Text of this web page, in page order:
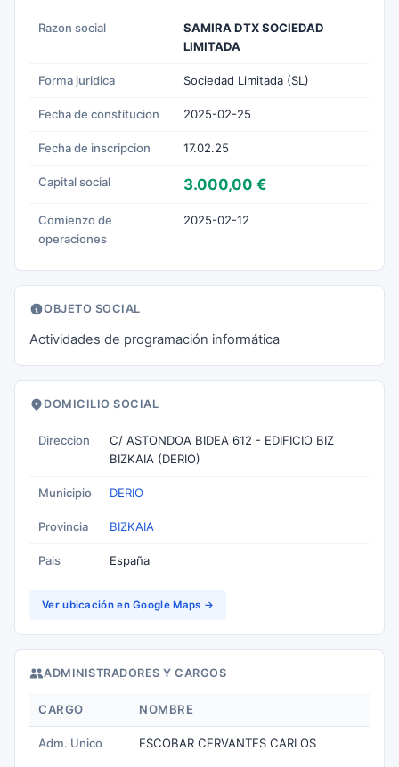
Razon social
SAMIRA DTX SOCIEDAD
LIMITADA
Forma juridica Sociedad Limitada (SL)
Fecha de constitucion 2025-02-25
Fecha de inscripcion 17.02.25
Capital social 3.000,00 €
Comienzo de
operaciones
2025-02-12
OBJETO SOCIAL
Actividades de programación informática
DOMICILIO SOCIAL
Direccion
C/ ASTONDOA BIDEA 612 - EDIFICIO BIZ
BIZKAIA (DERIO)
Municipio DERIO
Provincia BIZKAIA
Pais España
Ver ubicación en Google Maps →
ADMINISTRADORES Y CARGOS
CARGO NOMBRE
Adm. Unico ESCOBAR CERVANTES CARLOS